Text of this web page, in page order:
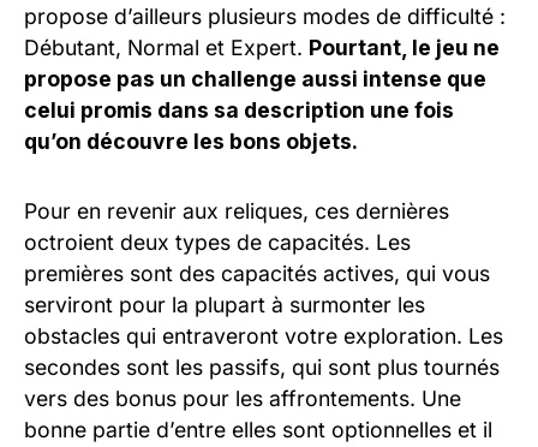
propose d’ailleurs plusieurs modes de difficulté :
Débutant, Normal et Expert. Pourtant, le jeu ne
propose pas un challenge aussi intense que
celui promis dans sa description une fois
qu’on découvre les bons objets.
Pour en revenir aux reliques, ces dernières
octroient deux types de capacités. Les
premières sont des capacités actives, qui vous
serviront pour la plupart à surmonter les
obstacles qui entraveront votre exploration. Les
secondes sont les passifs, qui sont plus tournés
vers des bonus pour les affrontements. Une
bonne partie d’entre elles sont optionnelles et il